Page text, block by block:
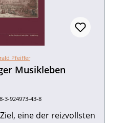
Pfeiffer
Musikleben
3-924973-43-8
der reizvollsten